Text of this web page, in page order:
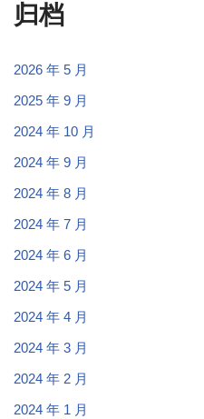
归档
2026 年 5 月
2025 年 9 月
2024 年 10 月
2024 年 9 月
2024 年 8 月
2024 年 7 月
2024 年 6 月
2024 年 5 月
2024 年 4 月
2024 年 3 月
2024 年 2 月
2024 年 1 月